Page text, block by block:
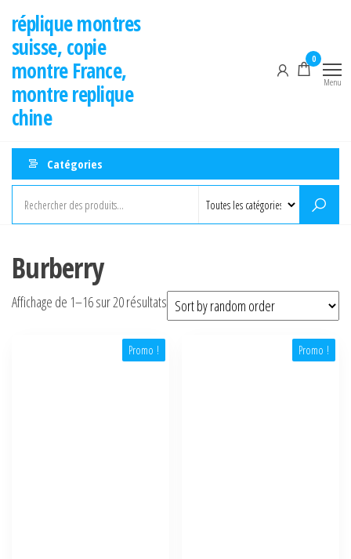
contenu
réplique montres
suisse, copie
montre France,
montre replique
chine
0
Menu
Catégories
Burberry
Affichage de 1–16 sur 20 résultats
Promo ! Promo !